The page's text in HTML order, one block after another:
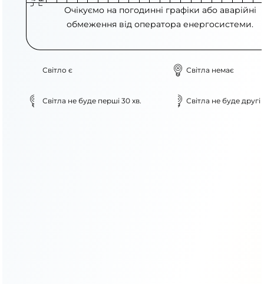
Очікуємо на погодинні графіки або аварійні
обмеження від оператора енергосистеми.
Світло є Світла немає
Світла не буде перші 30 хв. Світла не буде другі